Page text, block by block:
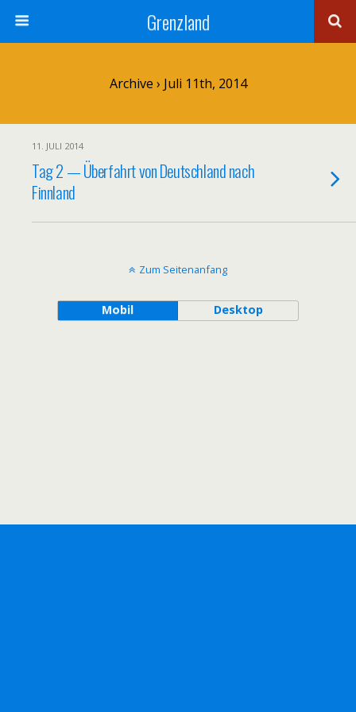
Grenzland
Archive › Juli 11th, 2014
11. JULI 2014
Tag 2 — Überfahrt von Deutschland nach
Finnland
Zum Seitenanfang
Mobil Desktop